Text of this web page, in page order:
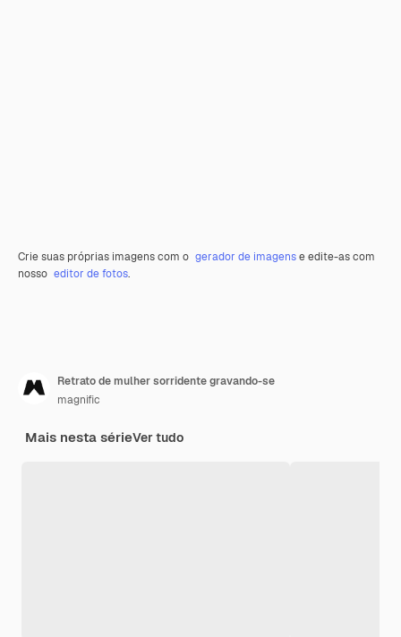
Crie suas próprias imagens com o gerador de imagense edite-as com
nosso editor de fotos.
Retrato de mulher sorridente gravando-se
magnific
Mais nesta sérieVer tudo